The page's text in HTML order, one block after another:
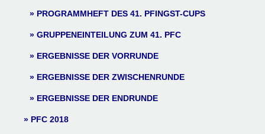
PROGRAMMHEFT DES 41. PFINGST-CUPS
GRUPPENEINTEILUNG ZUM 41. PFC
ERGEBNISSE DER VORRUNDE
ERGEBNISSE DER ZWISCHENRUNDE
ERGEBNISSE DER ENDRUNDE
PFC 2018